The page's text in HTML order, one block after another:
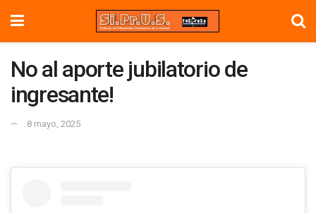
No al aporte jubilatorio de
ingresante!
8 mayo, 2025